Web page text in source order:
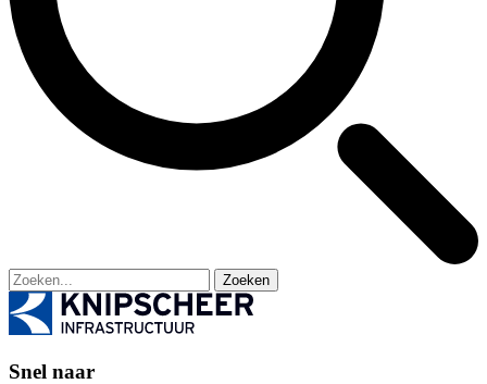
Zoeken
Snel naar